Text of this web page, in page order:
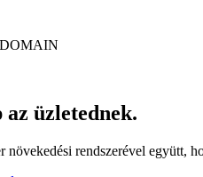
üzletednek.
növekedési rendszerével együtt,